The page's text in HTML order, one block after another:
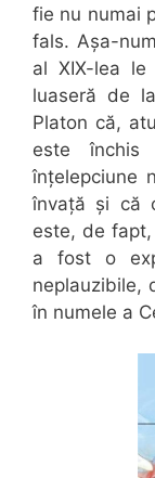
fie nu numai
fals. Așa-
al XIX-lea
luaseră de
Platon că,
este închis
înțelepciune
învață și că
este, de
a fost o
neplauzibile,
în numele a